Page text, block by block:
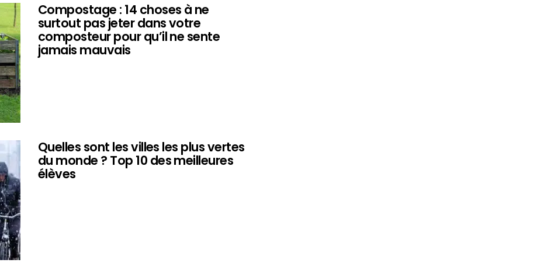
Compostage : 14 choses à ne
surtout pas jeter dans votre
composteur pour qu’il ne sente
jamais mauvais
Quelles sont les villes les plus vertes
du monde ? Top 10 des meilleures
élèves